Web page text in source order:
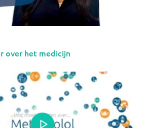
over het medicijn